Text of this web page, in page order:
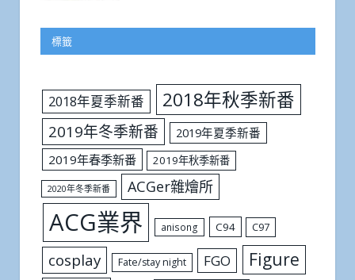
標籤
2018年夏季新番 2018年秋季新番
2019年冬季新番
2019年夏季新番
2019年春季新番
2019年秋季新番
2020年冬季新番 ACGer雜燴所
ACG業界 anisong C94 C97
cosplay Fate/stay night FGO Figure